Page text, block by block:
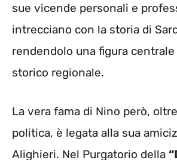
sue vicende personali e
intrecciano con la storia di
rendendolo una figura
storico regionale.
La vera fama di Nino però,
politica, è legata alla sua
Alighieri. Nel Purgatorio della